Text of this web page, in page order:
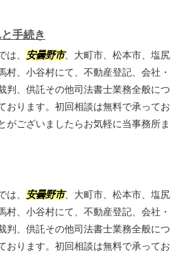
手続き
は、 安曇野市、大町市、松本市、塩尻
村、小谷村にて、不動産登記、会社・
判、供託その他司法書士業務全般につ
おります。初回相談は無料で承ってお
がございましたらお気軽に当事務所ま
は、 安曇野市、大町市、松本市、塩尻
村、小谷村にて、不動産登記、会社・
判、供託その他司法書士業務全般につ
おります。初回相談は無料で承ってお